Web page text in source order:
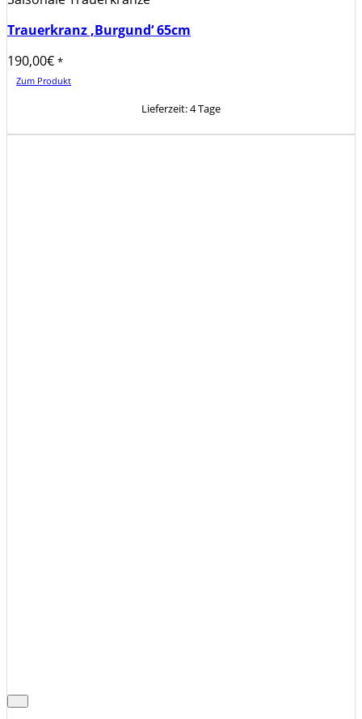
Trauerkranz ‚Burgund‘ 65cm
190,00€ *
Zum Produkt
Lieferzeit:4 Tage